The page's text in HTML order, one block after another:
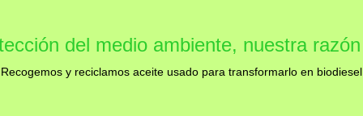
del medio ambiente, nuestra
Recogemos y reciclamos aceite usado para transformarlo en biodiesel